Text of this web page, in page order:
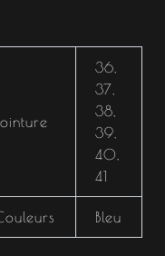
36
37
38
39
40
41
Bleu